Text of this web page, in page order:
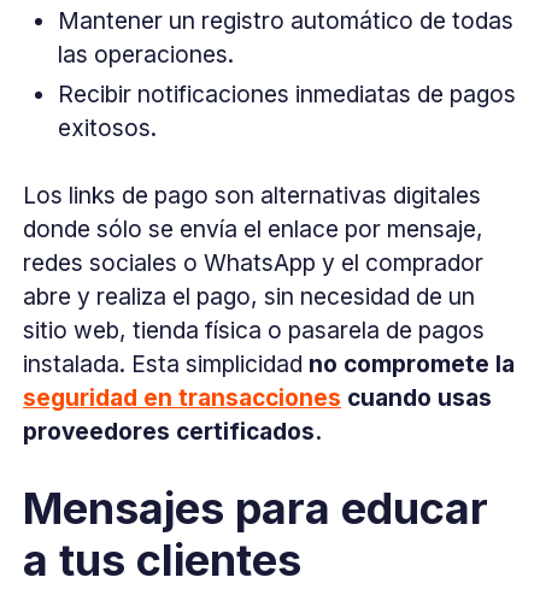
Mantener un registro automático de todas
las operaciones.
Recibir notificaciones inmediatas de pagos
exitosos.
Los links de pago son alternativas digitales
donde sólo se envía el enlace por mensaje,
redes sociales o WhatsApp y el comprador
abre y realiza el pago, sin necesidad de un
sitio web, tienda física o pasarela de pagos
instalada. Esta simplicidad no compromete la
seguridad en transacciones cuando usas
proveedores certificados.
Mensajes para educar
a tus clientes